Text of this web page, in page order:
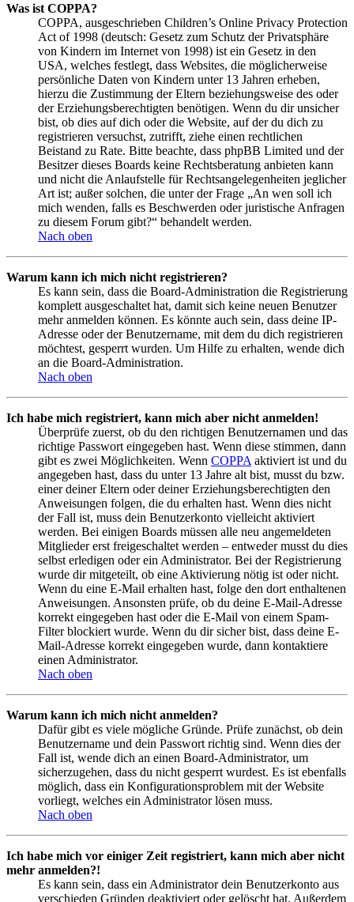
Was ist COPPA?
COPPA, ausgeschrieben Children’s Online Privacy Protection
Act of 1998 (deutsch: Gesetz zum Schutz der Privatsphäre
von Kindern im Internet von 1998) ist ein Gesetz in den
USA, welches festlegt, dass Websites, die möglicherweise
persönliche Daten von Kindern unter 13 Jahren erheben,
hierzu die Zustimmung der Eltern beziehungsweise des oder
der Erziehungsberechtigten benötigen. Wenn du dir unsicher
bist, ob dies auf dich oder die Website, auf der du dich zu
registrieren versuchst, zutrifft, ziehe einen rechtlichen
Beistand zu Rate. Bitte beachte, dass phpBB Limited und der
Besitzer dieses Boards keine Rechtsberatung anbieten kann
und nicht die Anlaufstelle für Rechtsangelegenheiten jeglicher
Art ist; außer solchen, die unter der Frage „An wen soll ich
mich wenden, falls es Beschwerden oder juristische Anfragen
zu diesem Forum gibt?“ behandelt werden.
Nach oben
Warum kann ich mich nicht registrieren?
Es kann sein, dass die Board-Administration die Registrierung
komplett ausgeschaltet hat, damit sich keine neuen Benutzer
mehr anmelden können. Es könnte auch sein, dass deine IP-
Adresse oder der Benutzername, mit dem du dich registrieren
möchtest, gesperrt wurden. Um Hilfe zu erhalten, wende dich
an die Board-Administration.
Nach oben
Ich habe mich registriert, kann mich aber nicht anmelden!
Überprüfe zuerst, ob du den richtigen Benutzernamen und das
richtige Passwort eingegeben hast. Wenn diese stimmen, dann
gibt es zwei Möglichkeiten. Wenn COPPA aktiviert ist und du
angegeben hast, dass du unter 13 Jahre alt bist, musst du bzw.
einer deiner Eltern oder deiner Erziehungsberechtigten den
Anweisungen folgen, die du erhalten hast. Wenn dies nicht
der Fall ist, muss dein Benutzerkonto vielleicht aktiviert
werden. Bei einigen Boards müssen alle neu angemeldeten
Mitglieder erst freigeschaltet werden – entweder musst du dies
selbst erledigen oder ein Administrator. Bei der Registrierung
wurde dir mitgeteilt, ob eine Aktivierung nötig ist oder nicht.
Wenn du eine E-Mail erhalten hast, folge den dort enthaltenen
Anweisungen. Ansonsten prüfe, ob du deine E-Mail-Adresse
korrekt eingegeben hast oder die E-Mail von einem Spam-
Filter blockiert wurde. Wenn du dir sicher bist, dass deine E-
Mail-Adresse korrekt eingegeben wurde, dann kontaktiere
einen Administrator.
Nach oben
Warum kann ich mich nicht anmelden?
Dafür gibt es viele mögliche Gründe. Prüfe zunächst, ob dein
Benutzername und dein Passwort richtig sind. Wenn dies der
Fall ist, wende dich an einen Board-Administrator, um
sicherzugehen, dass du nicht gesperrt wurdest. Es ist ebenfalls
möglich, dass ein Konfigurationsproblem mit der Website
vorliegt, welches ein Administrator lösen muss.
Nach oben
Ich habe mich vor einiger Zeit registriert, kann mich aber nicht
mehr anmelden?!
Es kann sein, dass ein Administrator dein Benutzerkonto aus
verschieden Gründen deaktiviert oder gelöscht hat. Außerdem